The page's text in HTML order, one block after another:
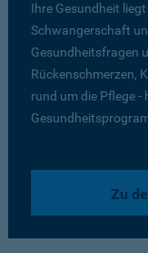
Ihre Gesundheit
Schwangerschaft
Gesundheitsfragen
Rückenschmerzen,
rund um die Pflege -
Zu